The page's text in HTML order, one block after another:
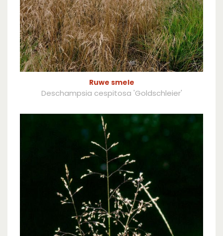
Ruwe smele
Deschampsia cespitosa 'Goldschleier'